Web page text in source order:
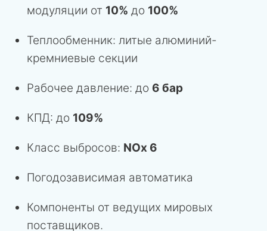
модуляции от 10% до 100%
Теплообменник: литые алюминий-
кремниевые секции
Рабочее давление: до 6 бар
КПД: до 109%
Класс выбросов: NOx 6
Погодозависимая автоматика
Компоненты от ведущих мировых
поставщиков.